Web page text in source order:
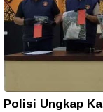
Polisi Ungkap